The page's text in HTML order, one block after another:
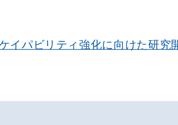
イパビリティ強化に向けた研究